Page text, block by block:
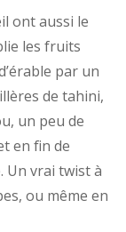
ont aussi le
les fruits
par un
de tahini,
un peu de
en fin de
Un vrai twist à
ou même en